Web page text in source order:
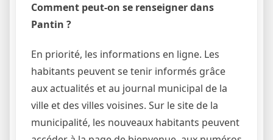
Comment peut-on se renseigner dans
Pantin ?
En priorité, les informations en ligne. Les
habitants peuvent se tenir informés grâce
aux actualités et au journal municipal de la
ville et des villes voisines. Sur le site de la
municipalité, les nouveaux habitants peuvent